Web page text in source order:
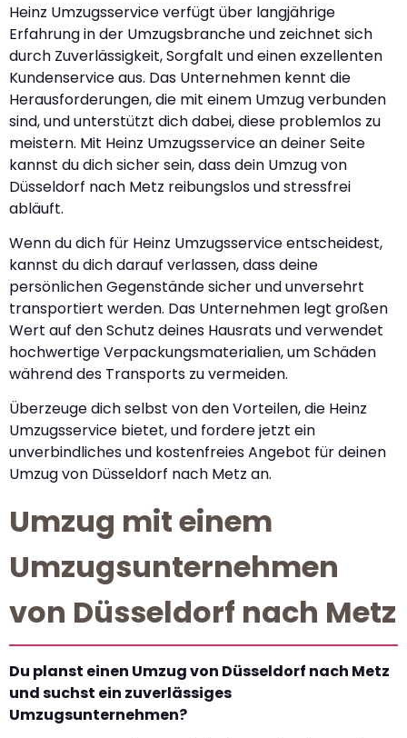
Heinz Umzugsservice verfügt über langjährige
Erfahrung in der Umzugsbranche und zeichnet sich
durch Zuverlässigkeit, Sorgfalt und einen exzellenten
Kundenservice aus. Das Unternehmen kennt die
Herausforderungen, die mit einem Umzug verbunden
sind, und unterstützt dich dabei, diese problemlos zu
meistern. Mit Heinz Umzugsservice an deiner Seite
kannst du dich sicher sein, dass dein Umzug von
Düsseldorf nach Metz reibungslos und stressfrei
abläuft.
Wenn du dich für Heinz Umzugsservice entscheidest,
kannst du dich darauf verlassen, dass deine
persönlichen Gegenstände sicher und unversehrt
transportiert werden. Das Unternehmen legt großen
Wert auf den Schutz deines Hausrats und verwendet
hochwertige Verpackungsmaterialien, um Schäden
während des Transports zu vermeiden.
Überzeuge dich selbst von den Vorteilen, die Heinz
Umzugsservice bietet, und fordere jetzt ein
unverbindliches und kostenfreies Angebot für deinen
Umzug von Düsseldorf nach Metz an.
Umzug mit einem
Umzugsunternehmen
von Düsseldorf nach Metz
Du planst einen Umzug von Düsseldorf nach Metz
und suchst ein zuverlässiges
Umzugsunternehmen?